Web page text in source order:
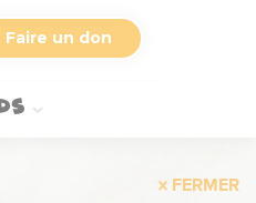
Faire un don